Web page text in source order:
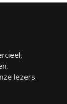
lezers.